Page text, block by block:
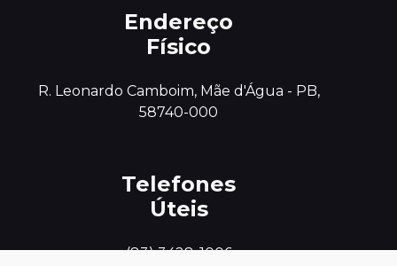
Endereço
Físico
58740-000
Telefones
Úteis
(83) 3428-1006